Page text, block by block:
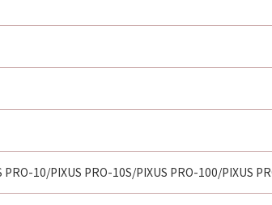
10/PIXUS PRO-10S/PIXUS PRO-100/PIXUS